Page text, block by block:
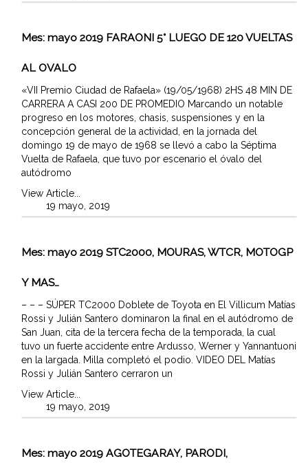
Mes: mayo 2019 FARAONI 5° LUEGO DE 120 VUELTAS
AL OVALO
«VII Premio Ciudad de Rafaela» (19/05/1968) 2HS 48 MIN DE
CARRERA A CASI 200 DE PROMEDIO Marcando un notable
progreso en los motores, chasis, suspensiones y en la
concepción general de la actividad, en la jornada del
domingo 19 de mayo de 1968 se llevó a cabo la Séptima
Vuelta de Rafaela, que tuvo por escenario el óvalo del
autódromo
View Article...
19 mayo, 2019
Mes: mayo 2019 STC2000, MOURAS, WTCR, MOTOGP
Y MAS…
– – – SÚPER TC2000 Doblete de Toyota en El Villicum Matías
Rossi y Julián Santero dominaron la final en el autódromo de
San Juan, cita de la tercera fecha de la temporada, la cual
tuvo un fuerte accidente entre Ardusso, Werner y Yannantuoni
en la largada. Milla completó el podio. VIDEO DEL Matías
Rossi y Julián Santero cerraron un
View Article...
19 mayo, 2019
Mes: mayo 2019 AGOTEGARAY, PARODI,